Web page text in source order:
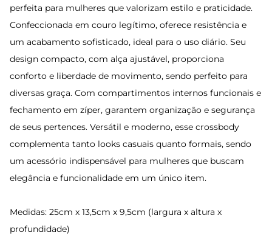
perfeita para mulheres que valorizam estilo e praticidade.
Confeccionada em couro legítimo, oferece resistência e
um acabamento sofisticado, ideal para o uso diário. Seu
design compacto, com alça ajustável, proporciona
conforto e liberdade de movimento, sendo perfeito para
diversas graça. Com compartimentos internos funcionais e
fechamento em zíper, garantem organização e segurança
de seus pertences. Versátil e moderno, esse crossbody
complementa tanto looks casuais quanto formais, sendo
um acessório indispensável para mulheres que buscam
elegância e funcionalidade em um único item.
Medidas: 25cm x 13,5cm x 9,5cm (largura x altura x
profundidade)